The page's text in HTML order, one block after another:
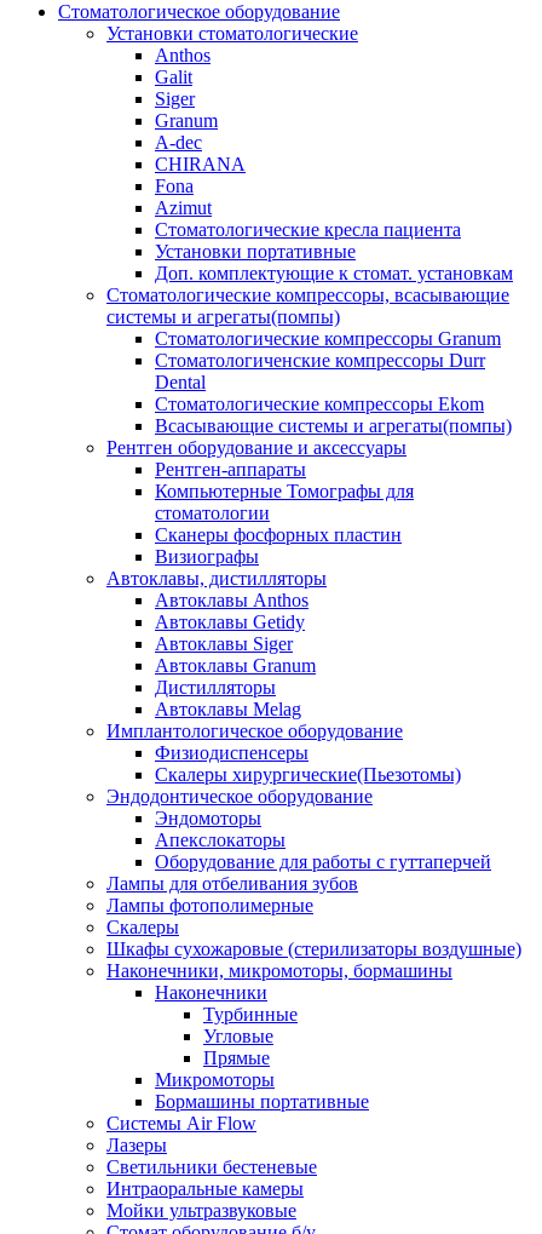
Стоматологическое оборудование
Установки стоматологические
Anthos
Galit
Siger
Granum
A-dec
CHIRANA
Fona
Azimut
Стоматологические кресла пациента
Установки портативные
Доп. комплектующие к стомат. установкам
Стоматологические компрессоры, всасывающие
системы и агрегаты(помпы)
Стоматологические компрессоры Granum
Стоматологиченские компрессоры Durr
Dental
Стоматологические компрессоры Ekom
Всасывающие системы и агрегаты(помпы)
Рентген оборудование и аксессуары
Рентген-аппараты
Компьютерные Томографы для
стоматологии
Сканеры фосфорных пластин
Визиографы
Автоклавы, дистилляторы
Автоклавы Anthos
Автоклавы Getidy
Автоклавы Siger
Автоклавы Granum
Дистилляторы
Автоклавы Melag
Имплантологическое оборудование
Физиодиспенсеры
Скалеры хирургические(Пьезотомы)
Эндодонтическое оборудование
Эндомоторы
Апекслокаторы
Оборудование для работы с гуттаперчей
Лампы для отбеливания зубов
Лампы фотополимерные
Скалеры
Шкафы сухожаровые (стерилизаторы воздушные)
Наконечники, микромоторы, бормашины
Наконечники
Турбинные
Угловые
Прямые
Микромоторы
Бормашины портативные
Системы Air Flow
Лазеры
Светильники бестеневые
Интраоральные камеры
Мойки ультразвуковые